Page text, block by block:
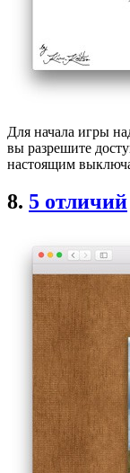
Для начала игры
вы разрешите
настоящим
8. 5 отличий